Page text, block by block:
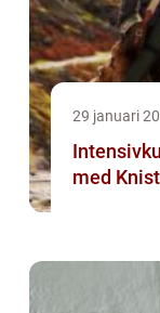
29 januari
med